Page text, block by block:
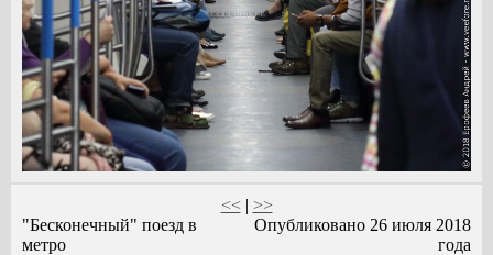
<<| >>
"Бесконечный" поезд в
метро
Опубликовано 26 июля 2018
года